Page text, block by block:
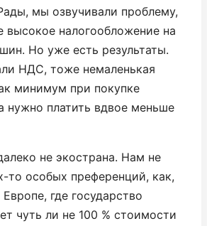
мы озвучивали проблему,
высокое налогообложение на
Но уже есть результаты.
НДС, тоже немаленькая
минимум при покупке
нужно платить вдвое меньше
не экострана. Нам не
то особых преференций, как,
где государство
чуть ли не 100 % стоимости